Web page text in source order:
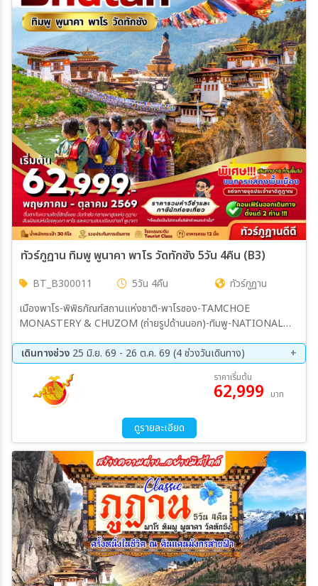
ทัวร์ภูฏาน ทิมพู พูนาคา พาโร วัดทักซัง 5วัน 4คืน (B3)
BT_B300011 5วัน 4คืน
ทัวร์ภูฏาน
เมืองพาโร-พิพิธภัณฑ์สถานแห่งชาติ-พาโรซอง-TAMCHOE
MONASTERY & CHUZOM (ถ่ายรูปด้านนอก)-ทิมพู-NATIONAL
ไปรษณีย์-สวนสัตว์แห่งชาติ-พูนาคา-ผ่านชมป้อมซิมโตคาซอง-โดชูลาพาส-
พูนาคาซอง-สะพานแขวนพูนาคา พูนาคา-วัดชิมิลาคัง-หมู่บ้านโลเบซา-ทิม
พู-พระศรีสัจจธรรม-จุดชมวิวซังเกกัง-พาโร พาโร-พิชิตวัดถ้ำพยัคเหินทัก
ชัง-วัดคิงชู ลาคัง-ช้อปปิ้งพาโรสตรีท พาโร
เดินทางช่วง 25 มิ.ย. 69 - 26 ต.ค. 69 (4 ช่วงวันเดินทาง)
12 ส.ค. 69 - 16 ส.ค. 69
19 ก.ย. 69 - 23 ก.ย. 69
09 ต.ค. 69 - 13 ต.ค. 69
22 ต.ค. 69 - 26 ต.ค. 69
ราคาเริ่มต้น
62,999 บาท
ดูรายละเอียด